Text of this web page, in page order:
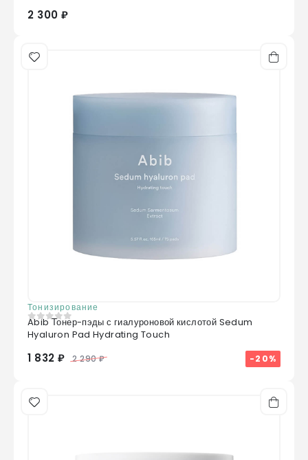
2 300 ₽
Тонизирование
0из 5
Abib Тонер-пэды с гиалуроновой кислотой Sedum
Hyaluron Pad Hydrating Touch
1 832 ₽ 2 290 ₽ -20%